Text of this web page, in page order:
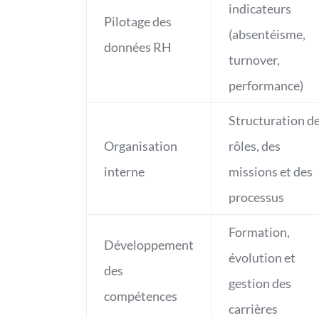
Pilotage des
données RH
indicateurs
(absentéisme,
turnover,
performance)
Organisation
interne
Structuration
rôles, des
missions et des
processus
Développement
des
compétences
Formation,
évolution et
gestion des
carrières